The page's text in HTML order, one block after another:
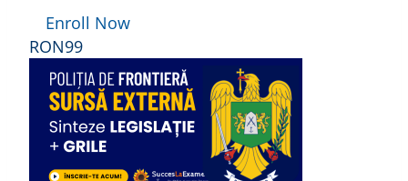
Enroll Now
RON99